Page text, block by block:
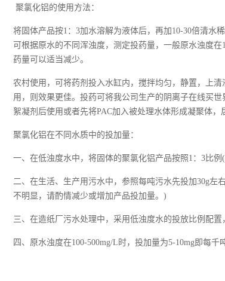
聚氯化铝的使用方法：
将固体产品按1：3加水溶解为液体后，再加10-30倍清水
可根据原水的不同浑浊度，测定投药量，一般原水浊度
药量可以适当减少。
农村使用，可将药剂投入水缸内，搅拌均匀，静置，上清
用，则效果更佳。投药可将我公司生产的阴离子在线买
絮凝剂后使用或者先将PAC加入被处理水体形成凝聚体
聚氯化铝在不同水质中的投加量：
一、在低浊度水中，将固体的聚氯化铝产品按照1：3比
二、在生活、生产用污水中，参照每吨污水先投加30g左
不明显，请酌情减少或增加产品投加量。)
三、在造纸厂污水处理中，采用低浊度水的投放比例配置
四、原水浊度在100-500mg/L时，投加量为5-10mg即每